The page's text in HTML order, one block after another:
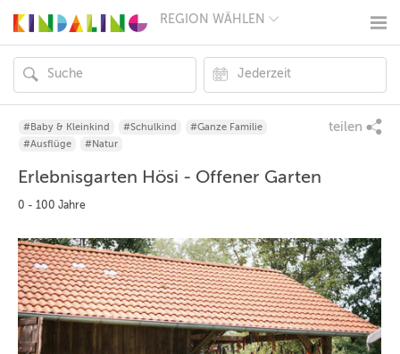
REGION WÄHLEN
MÜNCHEN
HAMBURG
FRANKFURT
KÖLN
DÜSSELDORF
HANNOVER
WIEN
ZÜRICH
ANDERE
REGIONEN
#Baby & Kleinkind #Schulkind
#Ganze Familie
#Ausflüge
#Natur
teilen
Erlebnisgarten Hösi - Offener Garten
0 - 100 Jahre